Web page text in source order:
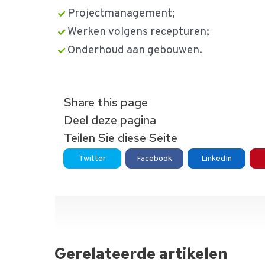
Projectmanagement;
Werken volgens recepturen;
Onderhoud aan gebouwen.
Share this page
Deel deze pagina
Teilen Sie diese Seite
Twitter Facebook LinkedIn
Gerelateerde artikelen